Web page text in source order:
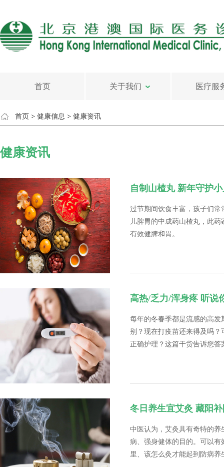
首页 关于我们 医疗服
首页 > 健康信息 > 健康资讯
健康资讯
自制山楂丸 新年守护
过节期间饮食丰富，孩子们
儿脾胃的中成药山楂丸，此
有效健脾和胃。
高热/乏力/浑身疼 听说
每年的冬春季都是流感的高
别？现在打疫苗还来得及吗
正确护理？这篇干货告诉您答
冬日养生宜艾灸 藏阳
中医认为，艾灸具有奇特的
病、强身健体的目的。可以
里、该怎么灸才能起到防病养